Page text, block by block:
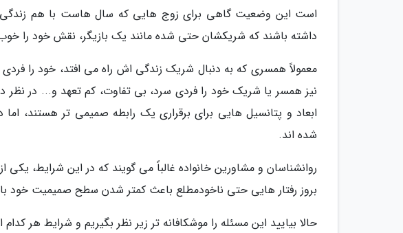
است این وضعیت گاهی برای زوج هایی که سال هاست با هم زندگی
داشته باشند که شریکشان حتی شده مانند یک بازیگر، نقش خود را خوب
معمولاً همسری که به دنبال شریک زندگی اش راه می افتد، خود را
نیز همسر یا شریک خود را فردی سرد، بی تفاوت، کم تعهد و... در نظر
ابعاد و پتانسیل هایی برای برقراری یک رابطه صمیمی تر هستند،
شده اند.
روانشناسان و مشاورین خانواده غالباً می گویند که در این شرایط،
بروز رفتار هایی حتی ناخودمطلع باعث کمتر شدن سطح صمیمیت خود
حالا بیایید این مسئله را موشکافانه تر زیر نظر بگیریم و شرایط هر کدام